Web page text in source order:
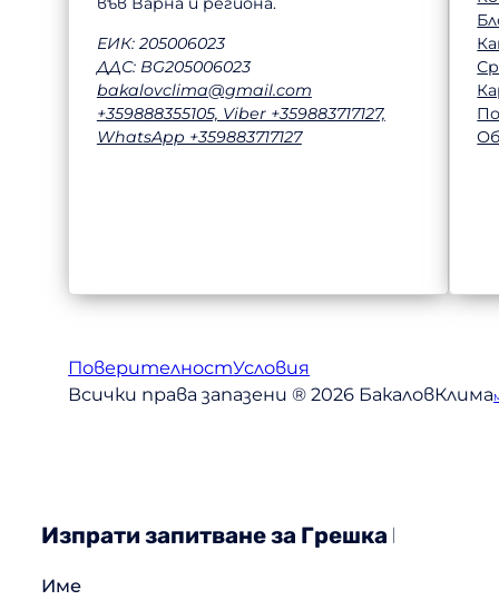
ЕИК: 205006023
ДДС: BG205006023
bakalovclima@gmail.com
+359888355105, Viber +359883717127,
WhatsApp +359883717127
ПоверителностУсловия
Всички права запазени ® 2026 БакаловКлима
Изпрати запитване за Грешка E2
Име